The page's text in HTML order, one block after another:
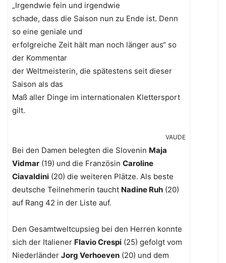
„Irgendwie fein und irgendwie
schade, dass die Saison nun zu Ende ist. Denn
so eine geniale und
erfolgreiche Zeit hält man noch länger aus“ so
der Kommentar
der Weltmeisterin, die spätestens seit dieser
Saison als das
Maß aller Dinge im internationalen Klettersport
gilt.
VAUDE
Bei den Damen belegten die Slovenin Maja
Vidmar (19) und die Französin Caroline
Ciavaldini (20) die weiteren Plätze. Als beste
deutsche Teilnehmerin taucht Nadine Ruh (20)
auf Rang 42 in der Liste auf.
Den Gesamtweltcupsieg bei den Herren konnte
sich der Italiener Flavio Crespi (25) gefolgt vom
Niederländer Jorg Verhoeven (20) und dem